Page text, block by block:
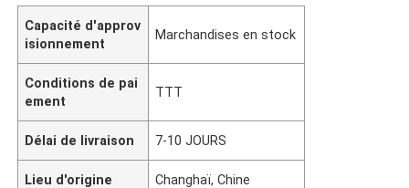
Capacité d'approv
isionnement
Marchandises en stock
Conditions de pai
ement
TTT
Délai de livraison 7-10 JOURS
Lieu d'origine Changhaï, Chine